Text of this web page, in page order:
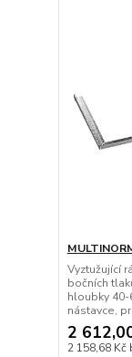
Vyztužující
bočních
hloubky
nástavce,
2
2 158,68 Kč